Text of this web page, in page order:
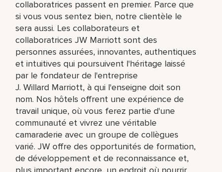
collaboratrices passent en premier. Parce que
si vous vous sentez bien, notre clientèle le
sera aussi. Les collaborateurs et
collaboratrices JW Marriott sont des
personnes assurées, innovantes, authentiques
et intuitives qui poursuivent l'héritage laissé
par le fondateur de l'entreprise
J. Willard Marriott, à qui l'enseigne doit son
nom. Nos hôtels offrent une expérience de
travail unique, où vous ferez partie d'une
communauté et vivrez une véritable
camaraderie avec un groupe de collègues
varié. JW offre des opportunités de formation,
de développement et de reconnaissance et,
plus important encore, un endroit où nourrir